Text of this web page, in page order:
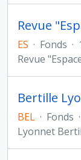
Revue
ES · Fonds ·
Revue
BEL · Fonds ·
Lyonnet